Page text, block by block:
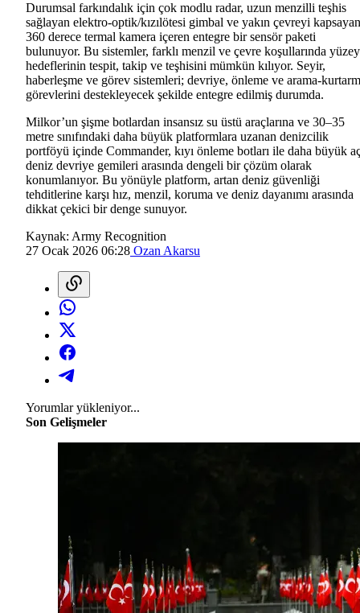
Durumsal farkındalık için çok modlu radar, uzun menzilli teşhis
sağlayan elektro-optik/kızılötesi gimbal ve yakın çevreyi kapsayan
360 derece termal kamera içeren entegre bir sensör paketi
bulunuyor. Bu sistemler, farklı menzil ve çevre koşullarında yüzey
hedeflerinin tespit, takip ve teşhisini mümkün kılıyor. Seyir,
haberleşme ve görev sistemleri; devriye, önleme ve arama-
görevlerini destekleyecek şekilde entegre edilmiş durumda.
Milkor’un şişme botlardan insansız su üstü araçlarına ve 30–35
metre sınıfındaki daha büyük platformlara uzanan denizcilik
portföyü içinde Commander, kıyı önleme botları ile daha büyük
deniz devriye gemileri arasında dengeli bir çözüm olarak
konumlanıyor. Bu yönüyle platform, artan deniz güvenliği
tehditlerine karşı hız, menzil, koruma ve deniz dayanımı arasında
dikkat çekici bir denge sunuyor.
Kaynak: Army Recognition
27 Ocak 2026 06:28 Ozan Akarsu
Yorumlar yükleniyor...
Son Gelişmeler